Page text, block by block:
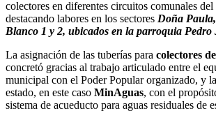
colectores en diferentes circuitos comunales
destacando labores en los sectores Doña
Blanco 1 y 2, ubicados en la parroquia Pedro
La asignación de las tuberías para colectores
concretó gracias al trabajo articulado entre el
municipal con el Poder Popular organizado, y
estado, en este caso MinAguas, con el
sistema de acueducto para aguas residuales de